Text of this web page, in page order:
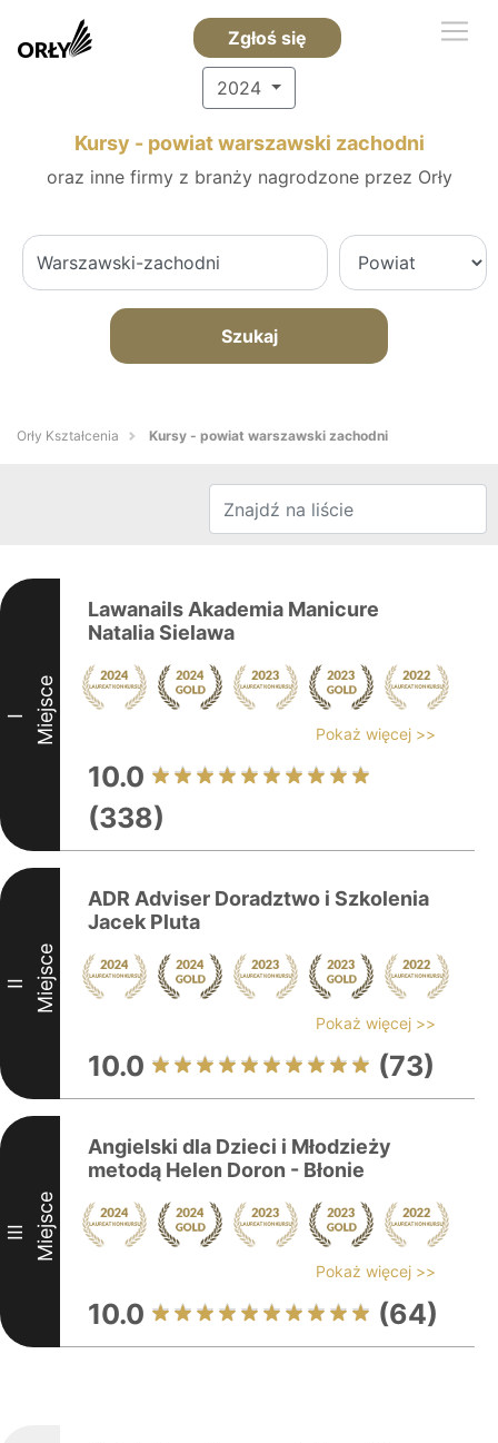
Zgłoś się
2024
Kursy - powiat warszawski zachodni
oraz inne firmy z branży nagrodzone przez Orły
Szukaj
Orły Kształcenia Kursy - powiat warszawski zachodni
I Miejsce
Lawanails Akademia Manicure
Natalia Sielawa
Pokaż więcej >>
10.0
(338)
II Miejsce
ADR Adviser Doradztwo i Szkolenia
Jacek Pluta
Pokaż więcej >>
10.0 (73)
III Miejsce
Angielski dla Dzieci i Młodzieży
metodą Helen Doron - Błonie
Pokaż więcej >>
10.0 (64)